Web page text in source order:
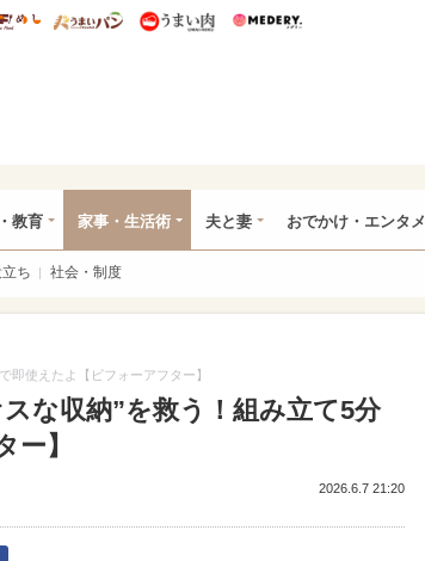
ィズニー特集
うまいめし うまいパン うまい肉
教育 家事・生活術 夫と妻 おでかけ・エンタメ
ち 社会・制度
即使えたよ【ビフォーアフター】
な収納”を救う！組み立て5分
】
2026.6.7 21:20